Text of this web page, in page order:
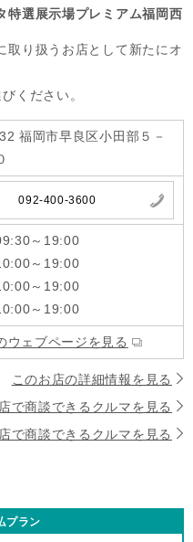
特選展示場プレミアム福岡西
取り扱うお店として新たにオ
ください。
福岡市早良区小田部５－
092-400-3600
～19:00
～19:00
～19:00
～19:00
ウェブページを見る
このお店の詳細情報を見る
で商談できるクルマを見る
で商談できるクルマを見る
プラン